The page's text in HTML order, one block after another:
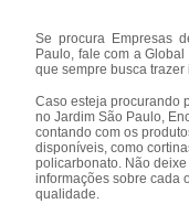
Se procura Empresas
Paulo, fale com a
que sempre busca trazer
Caso esteja procurando
no Jardim São Paulo,
contando com os
disponíveis, como
policarbonato. Não
informações sobre cada
qualidade.